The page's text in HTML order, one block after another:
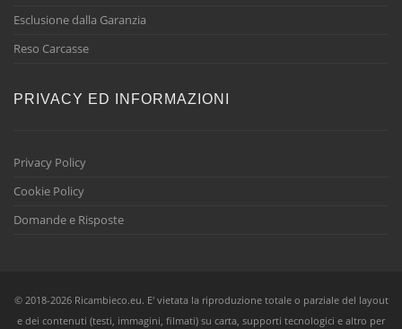
Esclusione dalla Garanzia
Reso Carcasse
PRIVACY ED INFORMAZIONI
Privacy Policy
Cookie Policy
Domande e Risposte
© 2018-2026 Ricambieco.eu. E' vietata la riproduzione totale o parziale del layout
e dei contenuti (testi, immagini, filmati) su carta, supporti tecnologici e altro per